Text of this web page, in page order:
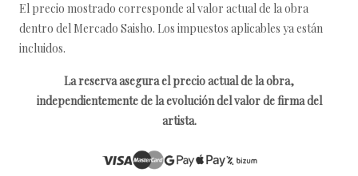
El precio mostrado corresponde al valor actual de la obra
dentro del Mercado Saisho. Los impuestos aplicables ya están
incluidos.
La reserva asegura el precio actual de la obra,
independientemente de la evolución del valor de firma del
artista.